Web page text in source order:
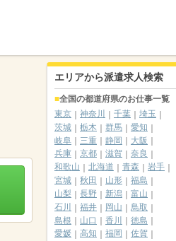
エリアから派遣求人検索
全国の都道府県のお仕事一覧
東京
神奈川 千葉
埼玉
茨城
栃木 群馬
愛知
岐阜
三重 静岡
大阪
兵庫
京都 滋賀
奈良
和歌山
北海道 青森
岩手
宮城
秋田 山形
福島
山梨
長野 新潟
富山
石川
福井 岡山
鳥取
島根
山口 香川
徳島
愛媛
高知 福岡
佐賀